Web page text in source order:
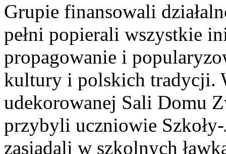
Grupie finansowali
pełni popierali wszystkie
propagowanie i
kultury i polskich tradycji.
udekorowanej Sali Domu
przybyli uczniowie
zasiadali w szkolnych